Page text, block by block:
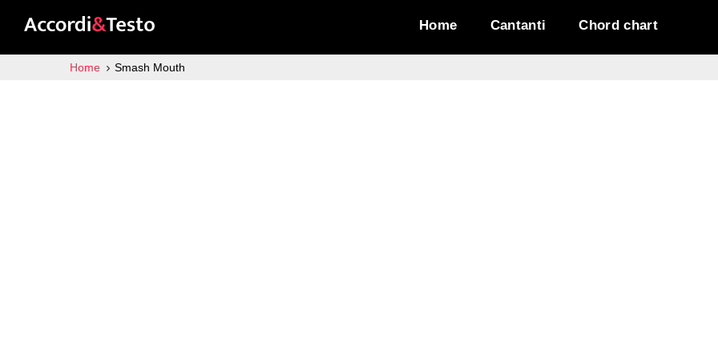
Home Cantanti Chord chart
Home Smash Mouth